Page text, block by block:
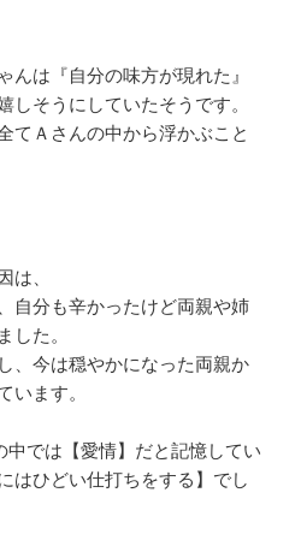
んは『自分の味方が現れた』
しそうにしていたそうです。
てＡさんの中から浮かぶこと
は、
自分も辛かったけど両親や姉
した。
、今は穏やかになった両親か
います。
中では【愛情】だと記憶してい
はひどい仕打ちをする】でし